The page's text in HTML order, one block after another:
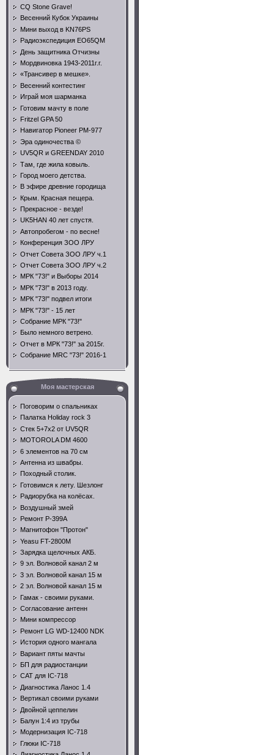
CQ Stone Grave!
Весенний Кубок Украины
Мини выход в KN76PS
Радиоэкспедиция EO65QM
День защитника Отчизны
Мордвиновка 1943-2011г.г.
«Трансивер в мешке».
Весенний контестинг
Играй моя шарманка
Готовим мачту в поле
Fritzel GPA 50
Навигатор Pioneer PM-977
Эра одиночества ©
UV5QR и GREENDAY 2010
Там, где жила ковыль.
Город моего детства.
В эфире древние городища
Крым. Красная пещера.
Прекрасное - везде!
UK5HAN 40 лет спустя.
Автопробегом - по весне!
Конференция ЗОО ЛРУ
Отчет Совета ЗОО ЛРУ ч.1
Отчет Совета ЗОО ЛРУ ч.2
МРК "73!" и Выборы 2014
МРК "73!" в 2013 году.
МРК "73!" подвел итоги
МРК "73!" - 15 лет
Собрание МРК "73!"
Было немного ветрено.
Отчет в МРК "73!" за 2015г.
Собрание MRC "73!" 2016-1
Моя мастерская
Поговорим о спальниках
Палатка Holiday rock 3
Стек 5+7х2 от UV5QR
MOTOROLA DM 4600
6 элементов на 70 см
Антенна из швабры.
Походный столик.
Готовимся к лету. Шезлонг
Радиорубка на колёсах.
Воздушный змей
Ремонт Р-399А
Магнитофон "Протон"
Yeasu FT-2800M
Зарядка щелочных АКБ.
9 эл. Волновой канал 2 м
3 эл. Волновой канал 15 м
2 эл. Волновой канал 15 м
Гамак - своими руками.
Согласование антенн
Мини компрессор
Ремонт LG WD-12400 NDK
История одного мангала
Вариант пяты мачты
БП для радиостанции
CAT для IC-718
Диагностика Ланос 1.4
Вертикал своими руками
Двойной цеппелин
Балун 1:4 из трубы
Модернизация IC-718
Глюки IC-718